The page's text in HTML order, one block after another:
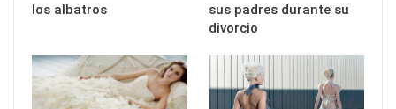
los albatros
sus padres durante su
divorcio